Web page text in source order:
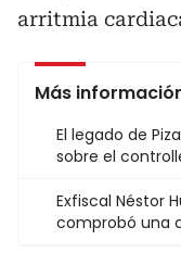
arritmia
Más
El legado de
sobre el
Exfiscal Néstor
comprobó una